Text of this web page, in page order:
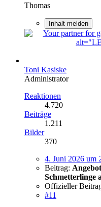
Thomas
Inhalt melden
Toni Kasiske
Administrator
Reaktionen
4.720
Beiträge
1.211
Bilder
370
4. Juni 2026 um
Beitrag:
Schmetterlinge
Offizieller
#11